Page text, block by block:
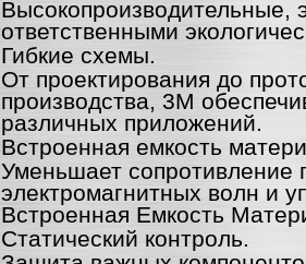
Высокопроизводительные,
ответственными
Гибкие схемы.
От проектирования до
производства, 3M
различных приложений.
Встроенная емкость
Уменьшает сопротивление
электромагнитных волн и
Встроенная Емкость
Статический контроль.